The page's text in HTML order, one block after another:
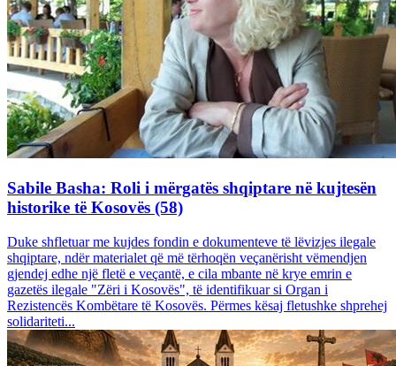
Sabile Basha: Roli i mërgatës shqiptare në kujtesën
historike të Kosovës (58)
Duke shfletuar me kujdes fondin e dokumenteve të lëvizjes ilegale
shqiptare, ndër materialet që më tërhoqën veçanërisht vëmendjen
gjendej edhe një fletë e veçantë, e cila mbante në krye emrin e
gazetës ilegale "Zëri i Kosovës", të identifikuar si Organ i
Rezistencës Kombëtare të Kosovës. Përmes kësaj fletushke shprehej
solidariteti...